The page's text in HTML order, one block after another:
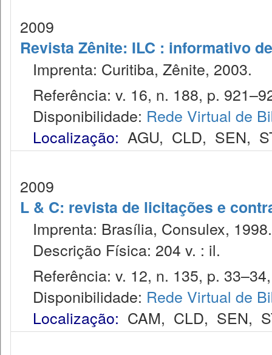
2009
Revista Zênite: ILC : informativo
Imprenta: Curitiba, Zênite, 2003.
Referência: v. 16, n. 188, p.
Disponibilidade: Rede Virtual de
Localização: AGU, CLD, SEN,
2009
L & C: revista de licitações e
Imprenta: Brasília, Consulex, 1998.
Descrição Física: 204 v. : il.
Referência: v. 12, n. 135, p.
Disponibilidade: Rede Virtual de
Localização: CAM, CLD, SEN,